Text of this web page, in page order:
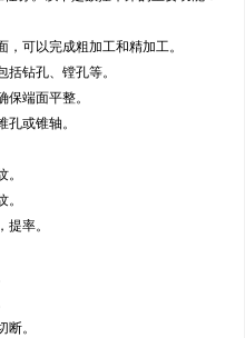
可以完成粗加工和精加工。
钻孔、镗孔等。
端面平整。
或锥轴。
率。
。